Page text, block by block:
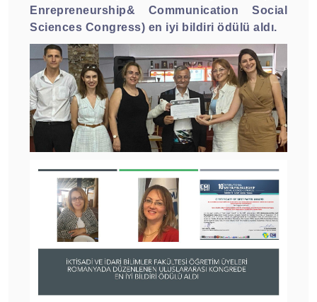
Enrepreneurship& Communication Social
Sciences Congress) en iyi bildiri ödülü aldı.